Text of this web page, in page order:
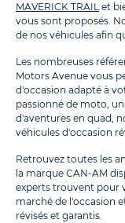
MAVERICK TRAIL et
vous sont proposés.
de nos véhicules afin
Les nombreuses
Motors Avenue vous
d'occasion adapté à
passionné de moto,
d'aventures en quad,
véhicules d'occasion
Retrouvez toutes les
la marque CAN-AM
experts trouvent pour
marché de l'occasion
révisés et garantis.